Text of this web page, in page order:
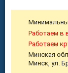
Работаем в
Работаем
Минская
Минск, ул.